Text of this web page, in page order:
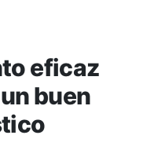
eficaz
buen